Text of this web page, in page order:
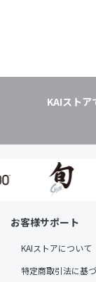
KAIストア
お客様サポート
KAIストアについて
特定商取引法に基